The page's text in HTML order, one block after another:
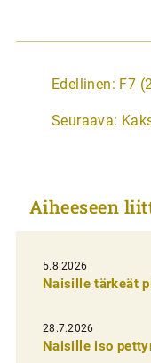
A
t
k
e
l
i
e
n
Edellinen: F7
Seuraava:
Aiheeseen
5.8.2026
Naisille tärkeät
28.7.2026
Naisille iso